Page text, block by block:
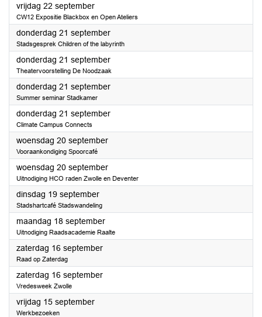
vrijdag 22 september2023
CW12 Expositie Blackbox en Open Ateliers
donderdag 21 september2023
Stadsgesprek Children of the labyrinth
donderdag 21 september2023
Theatervoorstelling De Noodzaak
donderdag 21 september2023
Summer seminar Stadkamer
donderdag 21 september2023
Climate Campus Connects
woensdag 20 september2023
Vooraankondiging Spoorcafé
woensdag 20 september2023
Uitnodiging HCO raden Zwolle en Deventer
dinsdag 19 september2023
Stadshartcafé Stadswandeling
maandag 18 september2023
Uitnodiging Raadsacademie Raalte
zaterdag 16 september2023
Raad op Zaterdag
zaterdag 16 september2023
Vredesweek Zwolle
vrijdag 15 september2023
Werkbezoeken